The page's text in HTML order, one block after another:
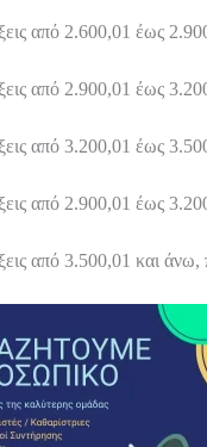
από 2.600,01 έως
από 2.900,01 έως
από 3.200,01 έως
από 2.900,01 έως
από 3.500,01 και